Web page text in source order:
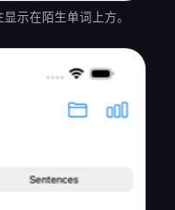
示在陌生单词上方。